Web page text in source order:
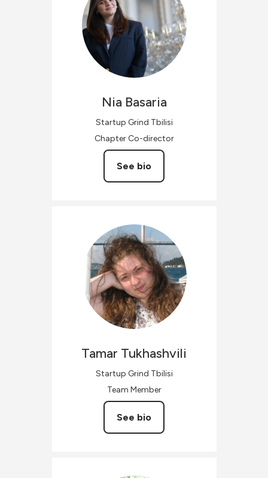
Nia Basaria
Startup Grind Tbilisi
Chapter Co-director
See bio
Tamar Tukhashvili
Startup Grind Tbilisi
Team Member
See bio